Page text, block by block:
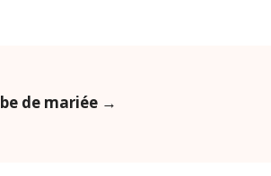
de mariée →